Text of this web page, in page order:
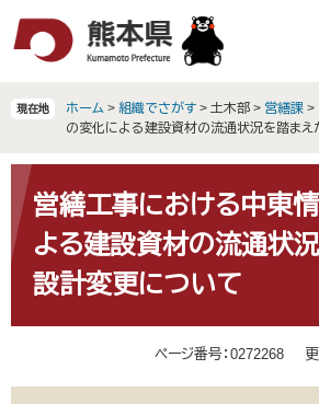
文
へ
現在地 ホーム > 組織でさがす > 土木部 > 営繕課 >
の変化による建設資材の流通状況を踏まえ
文 営繕工事における中東
よる建設資材の流通状
設計変更について
ページ番号：0272268